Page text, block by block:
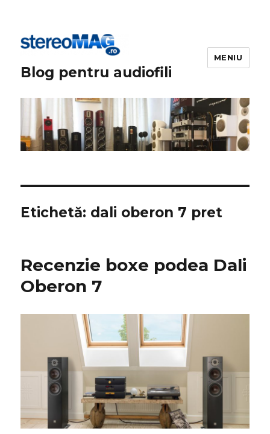
Blog pentru audiofili
MENIU
Etichetă: dali oberon 7 pret
Recenzie boxe podea Dali
Oberon 7